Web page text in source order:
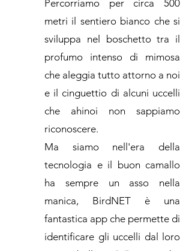
Percorriamo per circa 500
metri il sentiero bianco che si
sviluppa nel boschetto tra il
profumo intenso di mimosa
che aleggia tutto attorno a noi
e il cinguettio di alcuni uccelli
che ahinoi non sappiamo
riconoscere.
Ma siamo nell'era della
tecnologia e il buon camallo
ha sempre un asso nella
manica, BirdNET è una
fantastica app che permette di
identificare gli uccelli dal loro